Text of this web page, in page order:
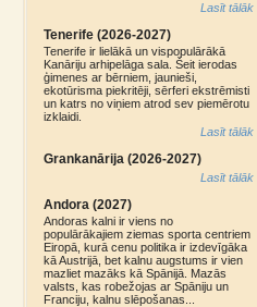
Lasīt tālāk
Tenerife (2026-2027)
Tenerife ir lielākā un vispopulārākā
Kanāriju arhipelāga sala. Šeit ierodas
ģimenes ar bērniem, jaunieši,
ekotūrisma piekritēji, sērferi ekstrēmisti
un katrs no viņiem atrod sev piemērotu
izklaidi.
Lasīt tālāk
Grankanārija (2026-2027)
Lasīt tālāk
Andora (2027)
Andoras kalni ir viens no
populārākajiem ziemas sporta centriem
Eiropā, kurā cenu politika ir izdevīgāka
kā Austrijā, bet kalnu augstums ir vien
mazliet mazāks kā Spānijā. Mazās
valsts, kas robežojas ar Spāniju un
Franciju, kalnu slēpošanas...